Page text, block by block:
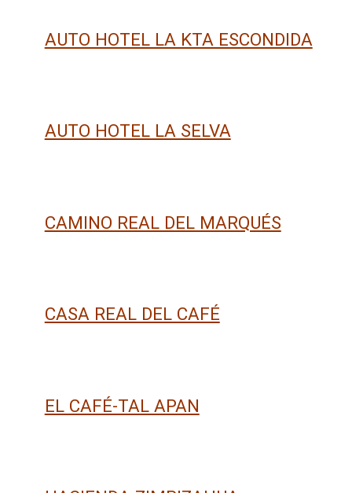
AUTO HOTEL LA KTA ESCONDIDA
AUTO HOTEL LA SELVA
CAMINO REAL DEL MARQUÉS
CASA REAL DEL CAFÉ
EL CAFÉ-TAL APAN